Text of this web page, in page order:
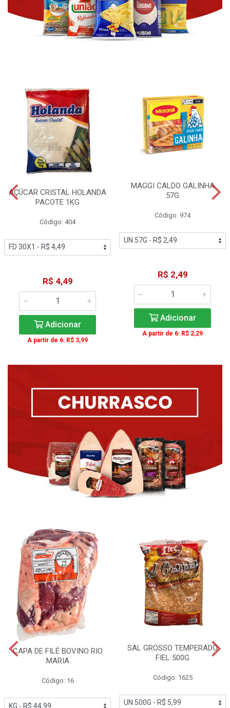
AÇÚCAR CRISTAL HOLANDA
PACOTE 1KG
Código: 404
R$ 4,49
Adicionar
A partir de 6: R$ 3,99
MAGGI CALDO GALINHA
57G
Código: 974
R$ 2,49
Adicionar
A partir de 6: R$ 2,29
CAPA DE FILÉ BOVINO RIO
MARIA
Código: 16
SAL GROSSO TEMPERADO
FIEL 500G
Código: 1625